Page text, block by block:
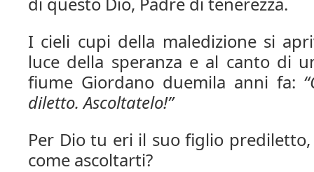
I cieli cupi della maledizione si
luce della speranza e al canto di
fiume Giordano duemila anni fa:
diletto. Ascoltatelo!”
Per Dio tu eri il suo figlio
come ascoltarti?